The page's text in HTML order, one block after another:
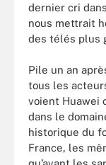
dernier cri
nous mettrait
des télés plus
Pile un an
tous les
voient Huawei
dans le
historique du
France, les